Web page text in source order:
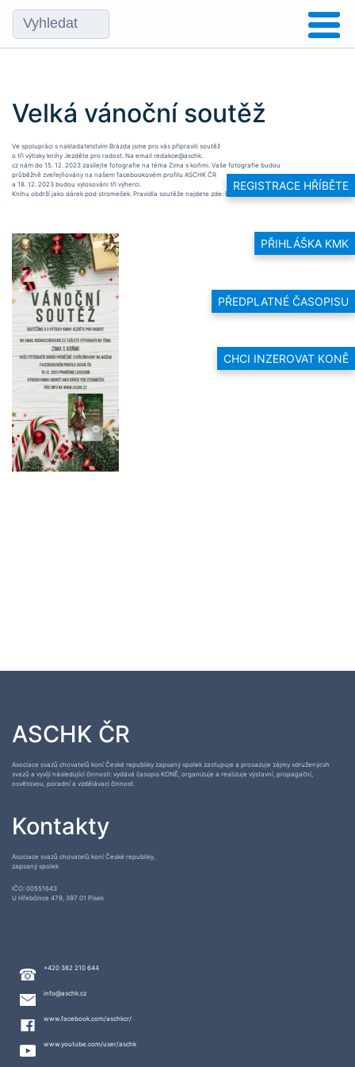
REGISTRACE HŘÍBĚTE
PŘIHLÁŠKA KMK
PŘEDPLATNÉ ČASOPISU
CHCI INZEROVAT KONĚ
Velká vánoční soutěž
Ve spolupráci s nakladatelstvím Brázda jsme pro vás připravili soutěž
o tři výtisky knihy Jezděte pro radost. Na email redakce@aschk.
cz nám do 15. 12. 2023 zasílejte fotografie na téma Zima s koňmi. Vaše fotografie budou
průběžně zveřejňovány na našem facebookovém profilu ASCHK ČR
a 18. 12. 2023 budou vylosováni tři výherci.
Knihu obdrží jako dárek pod stromeček. Pravidla soutěže najdete zde: Pravidla soutěže ASCHK 12_2023
ASCHK ČR
Asociace svazů chovatelů koní České republiky zapsaný spolek zastupuje a prosazuje zájmy sdruženýcvh
svazů a vyvíjí následující činnosti: vydává časopis KONĚ, organizuje a realizuje výstavní, propagační,
osvětovou, poradní a vzdělávací činnost.
Kontakty
Asociace svazů chovatelů koní České republiky,
zapsaný spolek
IČO: 00551643
U Hřebčince 479, 397 01 Písek
+420 382 210 644
info@aschk.cz
www.facebook.com/aschkcr/
www.youtube.com/user/aschk